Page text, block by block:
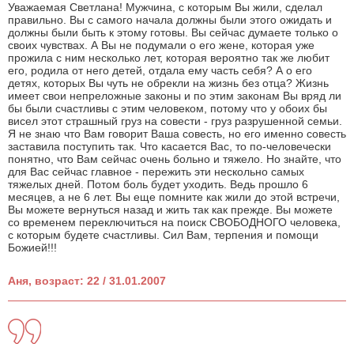
Уважаемая Светлана! Мужчина, с которым Вы жили, сделал
правильно. Вы с самого начала должны были этого ожидать и
должны были быть к этому готовы. Вы сейчас думаете только о
своих чувствах. А Вы не подумали о его жене, которая уже
прожила с ним несколько лет, которая вероятно так же любит
его, родила от него детей, отдала ему часть себя? А о его
детях, которых Вы чуть не обрекли на жизнь без отца? Жизнь
имеет свои непреложные законы и по этим законам Вы вряд ли
бы были счастливы с этим человеком, потому что у обоих бы
висел этот страшный груз на совести - груз разрушенной семьи.
Я не знаю что Вам говорит Ваша совесть, но его именно совесть
заставила поступить так. Что касается Вас, то по-человечески
понятно, что Вам сейчас очень больно и тяжело. Но знайте, что
для Вас сейчас главное - пережить эти нескольно самых
тяжелых дней. Потом боль будет уходить. Ведь прошло 6
месяцев, а не 6 лет. Вы еще помните как жили до этой встречи,
Вы можете вернуться назад и жить так как прежде. Вы можете
со временем переключиться на поиск СВОБОДНОГО человека,
с которым будете счастливы. Сил Вам, терпения и помощи
Божией!!!
Аня, возраст: 22 / 31.01.2007